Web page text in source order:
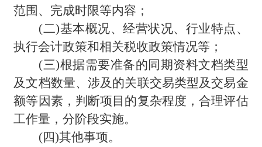
范围、完成时限等内容；
(二)基本概况、经营状况、行业特点、
执行会计政策和相关税收政策情况等；
(三)根据需要准备的同期资料文档类型
及文档数量、涉及的关联交易类型及交易金
额等因素，判断项目的复杂程度，合理评估
工作量，分阶段实施。
(四)其他事项。